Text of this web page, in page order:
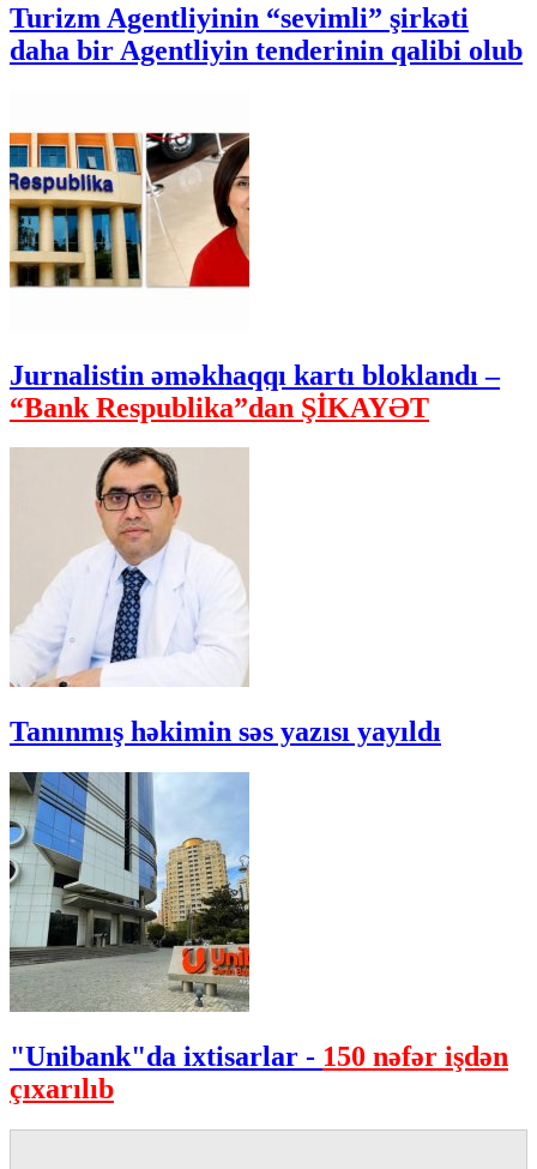
Turizm Agentliyinin “sevimli” şirkəti
daha bir Agentliyin tenderinin qalibi olub
Jurnalistin əməkhaqqı kartı bloklandı –
“Bank Respublika”dan ŞİKAYƏT
Tanınmış həkimin səs yazısı yayıldı
"Unibank"da ixtisarlar - 150 nəfər işdən
çıxarılıb